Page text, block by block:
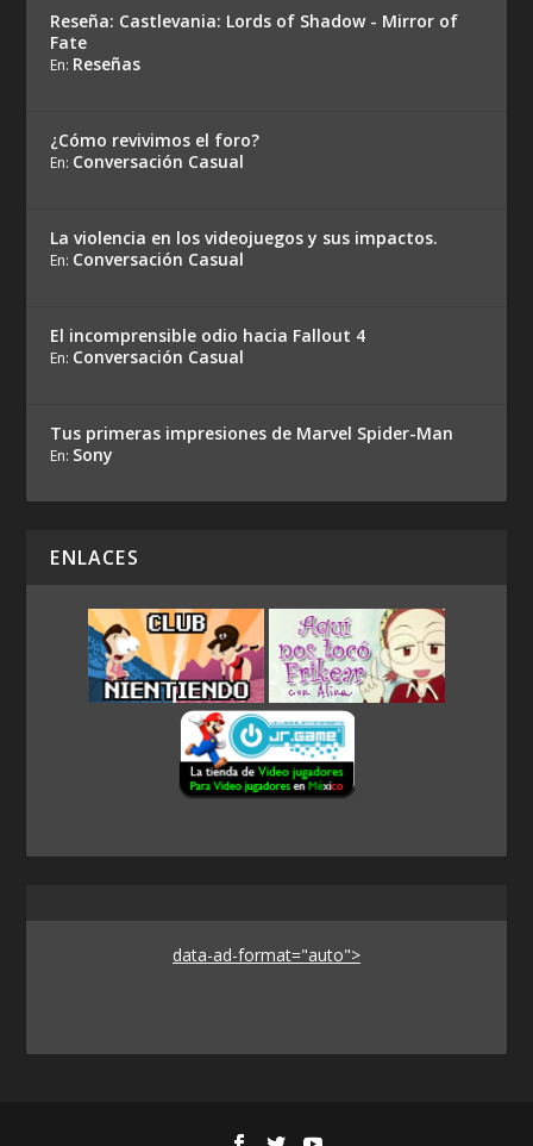
Reseña: Castlevania: Lords of Shadow - Mirror of
Fate
En: Reseñas
¿Cómo revivimos el foro?
En: Conversación Casual
La violencia en los videojuegos y sus impactos.
En: Conversación Casual
El incomprensible odio hacia Fallout 4
En: Conversación Casual
Tus primeras impresiones de Marvel Spider-Man
En: Sony
ENLACES
data-ad-format="auto">